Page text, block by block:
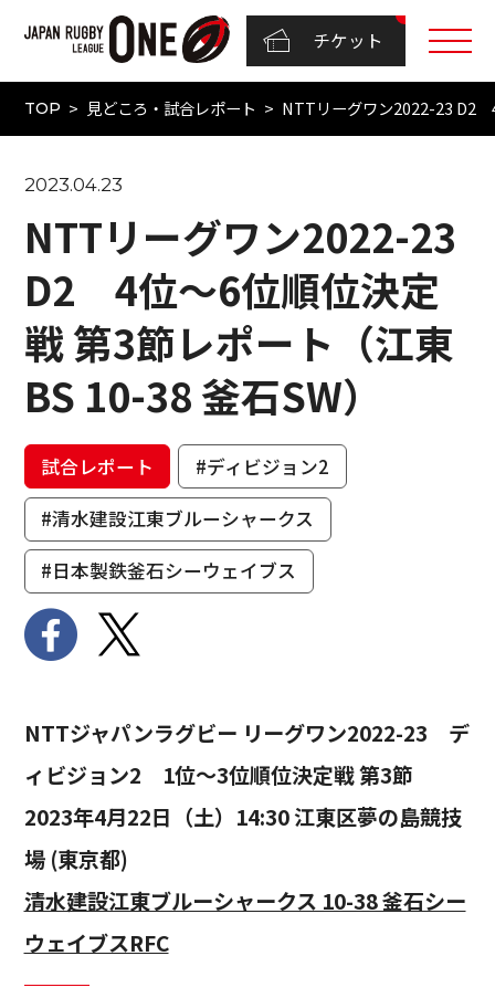
チケット
TOP 見どころ・試合レポート NTTリーグワン2022-23 D2
2023.04.23
NTTリーグワン2022-23
D2 4位～6位順位決定
戦 第3節レポート（江東
BS 10-38 釜石SW）
試合レポート
#ディビジョン2
#清水建設江東ブルーシャークス
#日本製鉄釜石シーウェイブス
NTTジャパンラグビー リーグワン2022-23 デ
ィビジョン2 1位～3位順位決定戦 第3節
2023年4月22日（土）14:30 江東区夢の島競技
場 (東京都)
清水建設江東ブルーシャークス 10-38 釜石シー
ウェイブスRFC